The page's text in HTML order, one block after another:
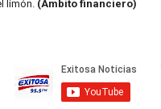
limón. (Ámbito financiero)